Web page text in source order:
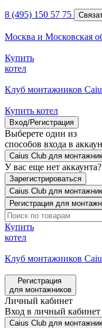
8 (495) 150 57 75
Москва и Московская
Купить
котел
Клуб монтажников
Купить котел
Вход/Регистрация
Выберете один из
способов входа в
Caius Club для
У вас еще нет аккаунта?
Зарегистрироваться
Caius Club для
Регистрация для
Купить
котел
Клуб монтажников
Регистрация
для монтажников
Личный кабинет
Вход в личный кабинет
Caius Club для